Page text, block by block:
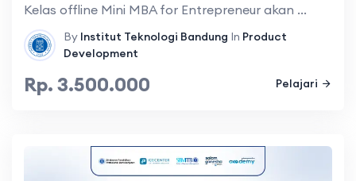
Kelas offline Mini MBA for Entrepreneur akan ...
By Institut Teknologi Bandung In Product
Development
Rp. 3.500.000 Pelajari